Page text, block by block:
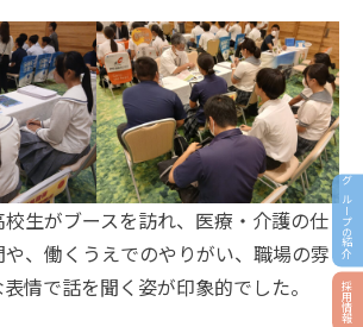
グループの紹介
採用情報
生がブースを訪れ、医療・介護の仕
、働くうえでのやりがい、職場の雰
情で話を聞く姿が印象的でした。